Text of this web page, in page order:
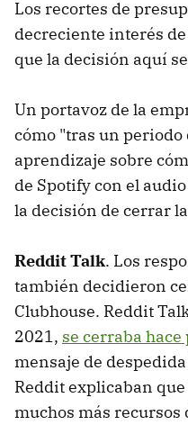
Los recortes de
decreciente interés
que la decisión aquí
Un portavoz de la
cómo "tras un
aprendizaje sobre
de Spotify con el
la decisión de cerrar
Reddit Talk. Los
también decidieron
Clubhouse. Reddit
2021, se cerraba hace
mensaje de
Reddit explicaban
muchos más